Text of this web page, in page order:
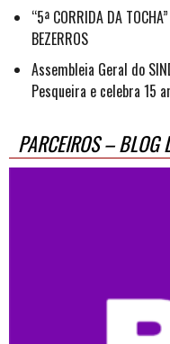
“5ª CORRIDA DA
BEZERROS
Assembleia Geral do
Pesqueira e celebra 15
PARCEIROS – BLOG